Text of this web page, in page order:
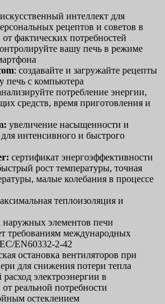
интеллект для
рецептов и советов в
фактических потребностей
вашу печь в режиме
: создавайте и загружайте рецепты
печь с компьютера
потребление энергии,
средств, время приготовления и
увеличение насыщенности и
интенсивного и быстрого
сертификат энергоэффективности
рост температуры, точная
малые колебания в процессе
теплоизоляция и
наружных элементов печи
требованиям международных
EN60332-2-42
остановка вентиляторов при
для снижения потери тепла
электроэнергии в
реальной потребности
остеклением